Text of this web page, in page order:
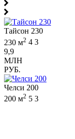
Тайсон 230
230 м2 4 3
9,9
МЛН
РУБ.
Челси 200
200 м2 5 3